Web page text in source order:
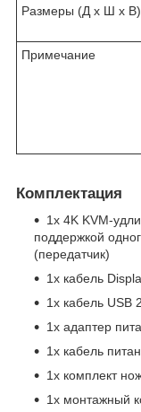
Размеры (Д х Ш х В)
Примечание
Комплектация
1x 4K KVM-
поддержкой
(передатчик)
1x кабель
1x кабель USB
1x адаптер
1x кабель
1x комплект
1x монтажный